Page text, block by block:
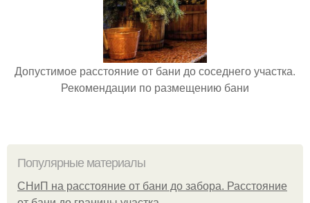
Допустимое расстояние от бани до соседнего участка.
Рекомендации по размещению бани
Популярные материалы
СНиП на расстояние от бани до забора. Расстояние